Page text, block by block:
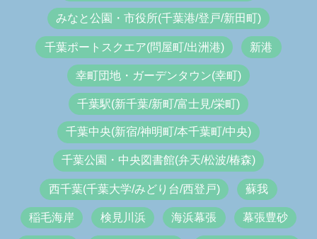
みなと公園・市役所(千葉港/登戸/新田町)
千葉ポートスクエア(問屋町/出洲港) 新港
幸町団地・ガーデンタウン(幸町)
千葉駅(新千葉/新町/富士見/栄町)
千葉中央(新宿/神明町/本千葉町/中央)
千葉公園・中央図書館(弁天/松波/椿森)
西千葉(千葉大学/みどり台/西登戸) 蘇我
稲毛海岸 検見川浜 海浜幕張 幕張豊砂